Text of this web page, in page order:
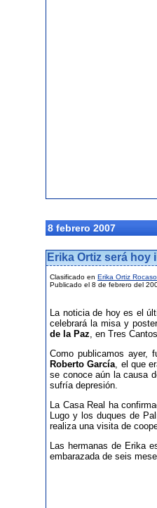
8 febrero 2007
Erika Ortiz será hoy
Clasificado en Erika Ortiz
Publicado el 8 de febrero del
La noticia de hoy es el
celebrará la misa y
de la Paz, en Tres
Como publicamos ayer,
Roberto García, el que
se conoce aún la causa
sufría depresión.
La Casa Real ha
Lugo y los duques de
realiza una visita de
Las hermanas de Erika
embarazada de seis